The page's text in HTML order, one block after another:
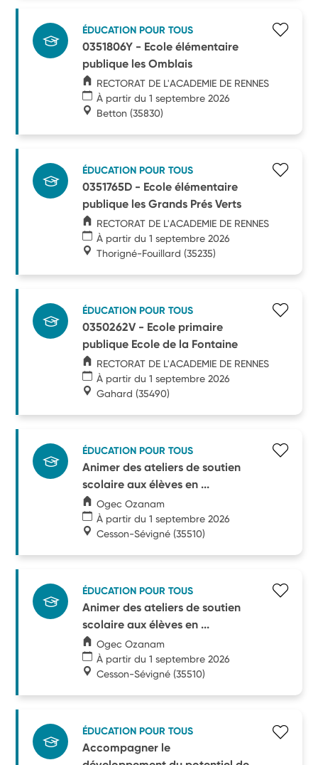
ÉDUCATION POUR TOUS
0351806Y - Ecole élémentaire
publique les Omblais
RECTORAT DE L'ACADEMIE DE RENNES
À partir du 1 septembre 2026
Betton (35830)
ÉDUCATION POUR TOUS
0351765D - Ecole élémentaire
publique les Grands Prés Verts
RECTORAT DE L'ACADEMIE DE RENNES
À partir du 1 septembre 2026
Thorigné-Fouillard (35235)
ÉDUCATION POUR TOUS
0350262V - Ecole primaire
publique Ecole de la Fontaine
RECTORAT DE L'ACADEMIE DE RENNES
À partir du 1 septembre 2026
Gahard (35490)
ÉDUCATION POUR TOUS
Animer des ateliers de soutien
scolaire aux élèves en ...
Ogec Ozanam
À partir du 1 septembre 2026
Cesson-Sévigné (35510)
ÉDUCATION POUR TOUS
Animer des ateliers de soutien
scolaire aux élèves en ...
Ogec Ozanam
À partir du 1 septembre 2026
Cesson-Sévigné (35510)
ÉDUCATION POUR TOUS
Accompagner le